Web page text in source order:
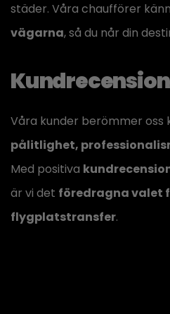
städer. Våra chaufförer
vägarna, så du når din
Våra kunder berömmer oss
pålitlighet,
Med positiva
är vi det föredragna valet
flygplatstransfer.